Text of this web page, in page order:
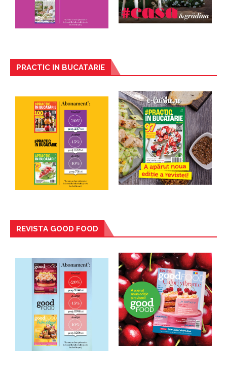
PRACTIC IN BUCATARIE
REVISTA GOOD FOOD